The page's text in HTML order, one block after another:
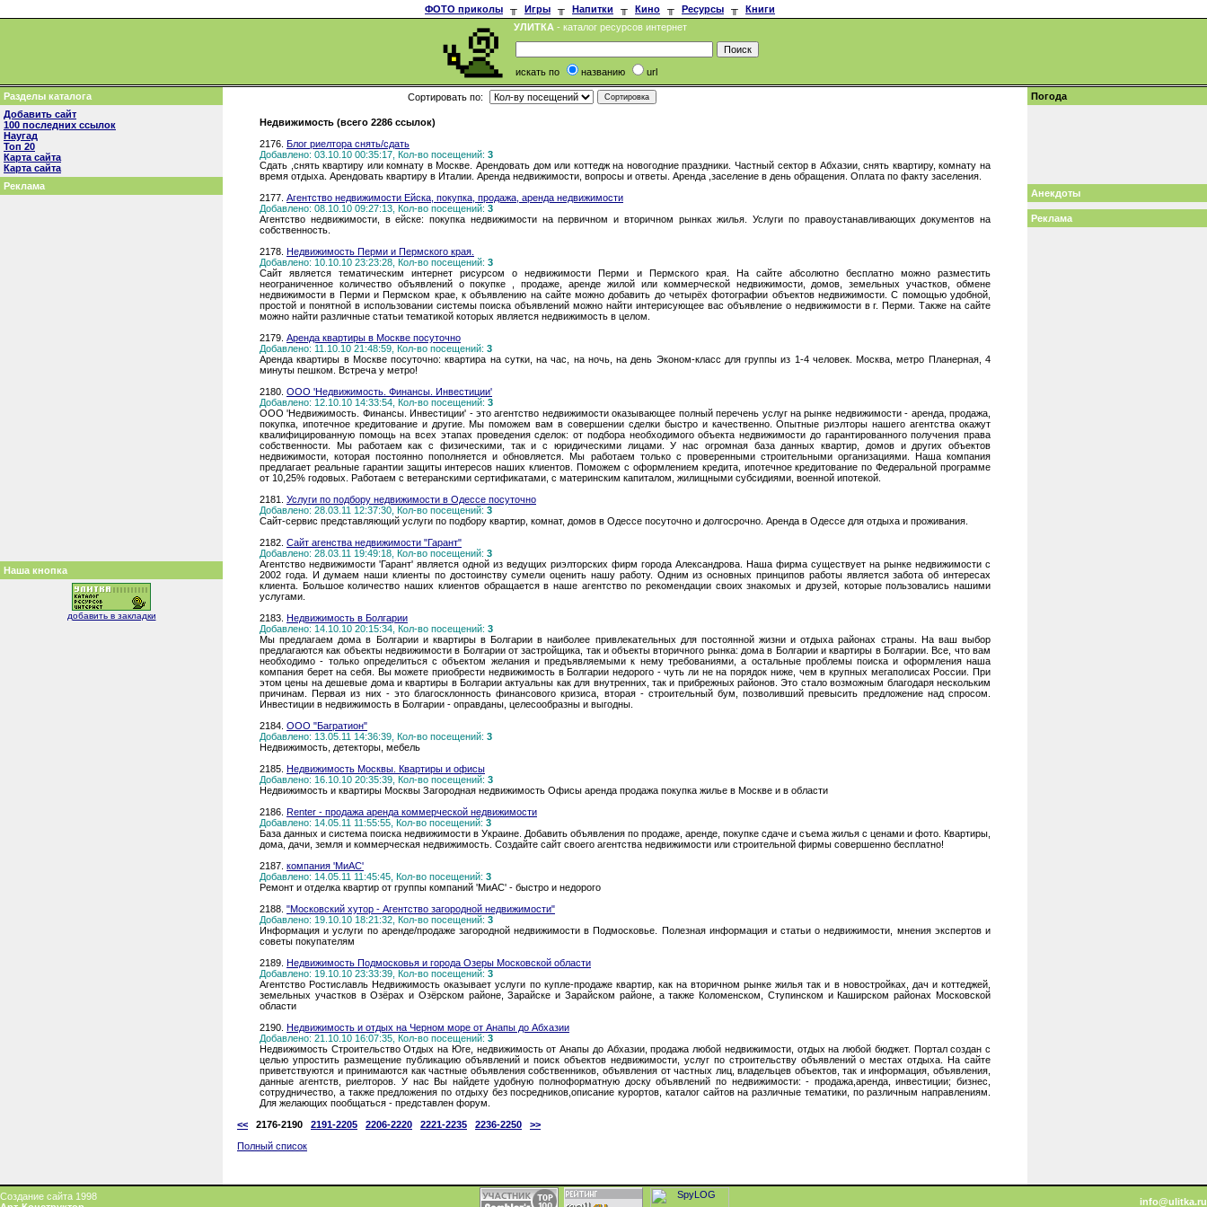
ФОТО приколы ╥ Игры ╥ Напитки ╥ Кино ╥ Ресурсы ╥
Книги
УЛИТКА - каталог ресурсов интернет
искать по названию url
Разделы каталога
Добавить сайт
100 последних ссылок
Наугад
Топ 20
Карта сайта
Карта сайта
Реклама
Наша кнопка
добавить в закладки
Сортировать по:
Недвижимость (всего 2286 ссылок)
2176. Блог риелтора снять/сдать
Добавлено: 03.10.10 00:35:17, Кол-во посещений: 3
Сдать ,снять квартиру или комнату в Москве. Арендовать дом или коттедж на новогодние праздники. Частный сектор в Абхазии, снять квартиру, комнату на
время отдыха. Арендовать квартиру в Италии. Аренда недвижимости, вопросы и ответы. Аренда ,заселение в день обращения. Оплата по факту заселения.
2177. Агентство недвижимости Ейска, покупка, продажа, аренда недвижимости
Добавлено: 08.10.10 09:27:13, Кол-во посещений: 3
Агентство недвижимости, в ейске: покупка недвижимости на первичном и вторичном рынках жилья. Услуги по правоустанавливающих документов на
собственность.
2178. Недвижимость Перми и Пермского края.
Добавлено: 10.10.10 23:23:28, Кол-во посещений: 3
Сайт является тематическим интернет рисурсом о недвижимости Перми и Пермского края. На сайте абсолютно бесплатно можно разместить
неограниченное количество объявлений о покупке , продаже, аренде жилой или коммерческой недвижимости, домов, земельных участков, обмене
недвижимости в Перми и Пермском крае, к объявлению на сайте можно добавить до четырёх фотографии объектов недвижимости. С помощью удобной,
простой и понятной в использовании системы поиска объявлений можно найти интерисующее вас объявление о недвижимости в г. Перми. Также на сайте
можно найти различные статьи тематикой которых является недвижимость в целом.
2179. Аренда квартиры в Москве посуточно
Добавлено: 11.10.10 21:48:59, Кол-во посещений: 3
Аренда квартиры в Москве посуточно: квартира на сутки, на час, на ночь, на день Эконом-класс для группы из 1-4 человек. Москва, метро Планерная, 4
минуты пешком. Встреча у метро!
2180. ООО 'Недвижимость. Финансы. Инвестиции'
Добавлено: 12.10.10 14:33:54, Кол-во посещений: 3
ООО 'Недвижимость. Финансы. Инвестиции' - это агентство недвижимости оказывающее полный перечень услуг на рынке недвижимости - аренда, продажа,
покупка, ипотечное кредитование и другие. Мы поможем вам в совершении сделки быстро и качественно. Опытные риэлторы нашего агентства окажут
квалифицированную помощь на всех этапах проведения сделок: от подбора необходимого объекта недвижимости до гарантированного получения права
собственности. Мы работаем как с физическими, так и с юридическими лицами. У нас огромная база данных квартир, домов и других объектов
недвижимости, которая постоянно пополняется и обновляется. Мы работаем только с проверенными строительными организациями. Наша компания
предлагает реальные гарантии защиты интересов наших клиентов. Поможем с оформлением кредита, ипотечное кредитование по Федеральной программе
от 10,25% годовых. Работаем с ветеранскими сертификатами, с материнским капиталом, жилищными субсидиями, военной ипотекой.
2181. Услуги по подбору недвижимости в Одессе посуточно
Добавлено: 28.03.11 12:37:30, Кол-во посещений: 3
Сайт-сервис представляющий услуги по подбору квартир, комнат, домов в Одессе посуточно и долгосрочно. Аренда в Одессе для отдыха и проживания.
2182. Сайт агенства недвижимости "Гарант"
Добавлено: 28.03.11 19:49:18, Кол-во посещений: 3
Агентство недвижимости 'Гарант' является одной из ведущих риэлторских фирм города Александрова. Наша фирма существует на рынке недвижимости с
2002 года. И думаем наши клиенты по достоинству сумели оценить нашу работу. Одним из основных принципов работы является забота об интересах
клиента. Большое количество наших клиентов обращается в наше агентство по рекомендации своих знакомых и друзей, которые пользовались нашими
услугами.
2183. Недвижимость в Болгарии
Добавлено: 14.10.10 20:15:34, Кол-во посещений: 3
Мы предлагаем дома в Болгарии и квартиры в Болгарии в наиболее привлекательных для постоянной жизни и отдыха районах страны. На ваш выбор
предлагаются как объекты недвижимости в Болгарии от застройщика, так и объекты вторичного рынка: дома в Болгарии и квартиры в Болгарии. Все, что вам
необходимо - только определиться с объектом желания и предъявляемыми к нему требованиями, а остальные проблемы поиска и оформления наша
компания берет на себя. Вы можете приобрести недвижимость в Болгарии недорого - чуть ли не на порядок ниже, чем в крупных мегаполисах России. При
этом цены на дешевые дома и квартиры в Болгарии актуальны как для внутренних, так и прибрежных районов. Это стало возможным благодаря нескольким
причинам. Первая из них - это благосклонность финансового кризиса, вторая - строительный бум, позволивший превысить предложение над спросом.
Инвестиции в недвижимость в Болгарии - оправданы, целесообразны и выгодны.
2184. ООО "Багратион"
Добавлено: 13.05.11 14:36:39, Кол-во посещений: 3
Недвижимость, детекторы, мебель
2185. Недвижимость Москвы. Квартиры и офисы
Добавлено: 16.10.10 20:35:39, Кол-во посещений: 3
Недвижимость и квартиры Москвы Загородная недвижимость Офисы аренда продажа покупка жилье в Москве и в области
2186. Renter - продажа аренда коммерческой недвижимости
Добавлено: 14.05.11 11:55:55, Кол-во посещений: 3
База данных и система поиска недвижимости в Украине. Добавить объявления по продаже, аренде, покупке сдаче и съема жилья с ценами и фото. Квартиры,
дома, дачи, земля и коммерческая недвижимость. Создайте сайт своего агентства недвижимости или строительной фирмы совершенно бесплатно!
2187. компания 'МиАС'
Добавлено: 14.05.11 11:45:45, Кол-во посещений: 3
Ремонт и отделка квартир от группы компаний 'МиАС' - быстро и недорого
2188. "Московский хутор - Агентство загородной недвижимости"
Добавлено: 19.10.10 18:21:32, Кол-во посещений: 3
Информация и услуги по аренде/продаже загородной недвижимости в Подмосковье. Полезная информация и статьи о недвижимости, мнения экспертов и
советы покупателям
2189. Недвижимость Подмосковья и города Озеры Московской области
Добавлено: 19.10.10 23:33:39, Кол-во посещений: 3
Агентство Ростиславль Недвижимость оказывает услуги по купле-продаже квартир, как на вторичном рынке жилья так и в новостройках, дач и коттеджей,
земельных участков в Озёрах и Озёрском районе, Зарайске и Зарайском районе, а также Коломенском, Ступинском и Каширском районах Московской
области
2190. Недвижимость и отдых на Черном море от Анапы до Абхазии
Добавлено: 21.10.10 16:07:35, Кол-во посещений: 3
Недвижимость Строительство Отдых на Юге, недвижимость от Анапы до Абхазии, продажа любой недвижимости, отдых на любой бюджет. Портал создан с
целью упростить размещение публикацию объявлений и поиск объектов недвижимости, услуг по строительству объявлений о местах отдыха. На сайте
приветствуются и принимаются как частные объявления собственников, объявления от частных лиц, владельцев объектов, так и информация, объявления,
данные агентств, риелторов. У нас Вы найдете удобную полноформатную доску объявлений по недвижимости: - продажа,аренда, инвестиции; бизнес,
сотрудничество, а также предложения по отдыху без посредников,описание курортов, каталог сайтов на различные тематики, по различным направлениям.
Для желающих пообщаться - представлен форум.
<<
2176-2190 2191-2205 2206-2220 2221-2235 2236-2250
>>
Полный список
Погода
Анекдоты
Реклама
Создание сайта 1998
info@ulitka.ru